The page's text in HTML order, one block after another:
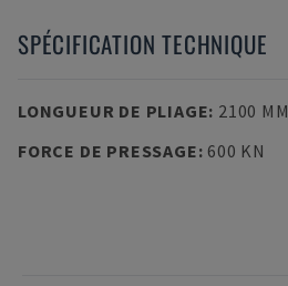
SPÉCIFICATION TECHNIQUE
LONGUEUR DE PLIAGE: 2100 MM
FORCE DE PRESSAGE: 600 KN